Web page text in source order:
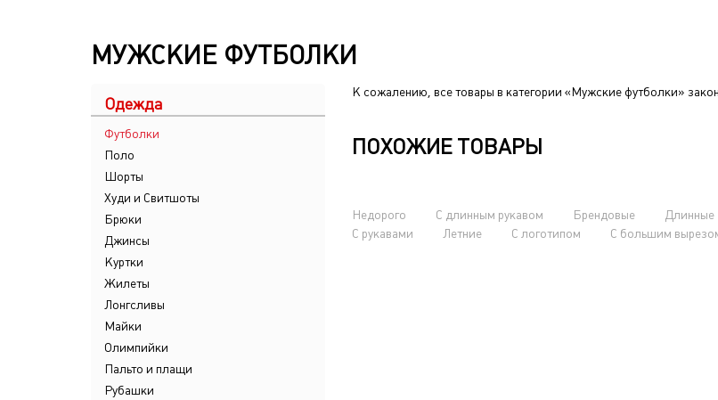
МУЖСКИЕ ФУТБОЛКИ
Одежда
Футболки
Поло
Шорты
Худи и Свитшоты
Брюки
Джинсы
Куртки
Жилеты
Лонгсливы
Майки
Олимпийки
Пальто и плащи
Рубашки
К сожалению, все товары в категории «Мужские футболки»
ПОХОЖИЕ ТОВАРЫ
Недорого С длинным рукавом Брендовые Длинные
С рукавами
Летние С логотипом С большим